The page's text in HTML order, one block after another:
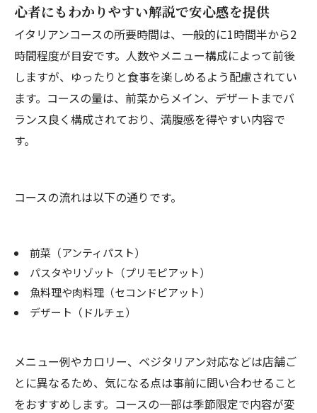
心者にもわかりやすい解説で安心感を提供
イタリアンコースの所要時間は、一般的に1時間半から2
時間程度が目安です。人数やメニュー構成によって前後
しますが、ゆったりと食事を楽しめるよう配慮されてい
ます。コースの量は、前菜からメイン、デザートまでバ
ランス良く構成されており、満腹感を得やすい内容で
す。
コースの流れは以下の通りです。
前菜（アンティパスト）
パスタやリゾット（プリモピアット）
魚料理や肉料理（セコンドピアット）
デザート（ドルチェ）
メニュー例やカロリー、ベジタリアン対応などは店舗ご
とに異なるため、気になる点は事前に問い合わせること
をおすすめします。コースの一部は季節限定で内容が変